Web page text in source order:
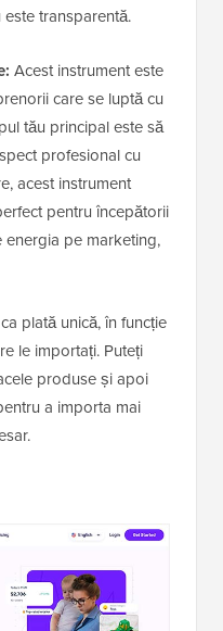
transparentă.
Acest instrument este
care se luptă cu
tău principal este să
profesional cu
acest instrument
pentru începătorii
pe marketing,
plată unică, în funcție
le importați. Puteți
produse și apoi
a importa mai